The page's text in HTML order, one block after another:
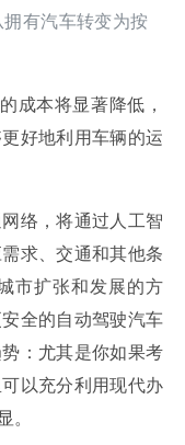
有汽车转变为按
成本将显著降低，
好地利用车辆的运
络，将通过人工智
求、交通和其他条
市扩张和发展的方
全的自动驾驶汽车
：尤其是你如果考
以充分利用现代办
。